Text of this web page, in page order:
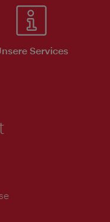
Services